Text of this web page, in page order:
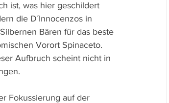
ist, was hier geschildert
die D´Innocenzos in
Bären für das beste
Vorort Spinaceto.
Aufbruch scheint nicht in
Fokussierung auf der